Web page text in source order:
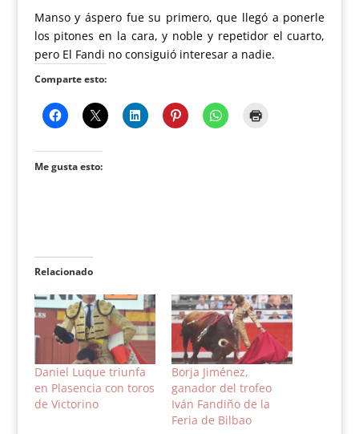
Manso y áspero fue su primero, que llegó a ponerle
los pitones en la cara, y noble y repetidor el cuarto,
pero El Fandi no consiguió interesar a nadie.
Comparte esto:
Me gusta esto:
Relacionado
Daniel Luque triunfa
en Plasencia con toros
de Victorino
Borja Jiménez,
ganador del trofeo
Iván Fandiño de la
Feria de Bilbao